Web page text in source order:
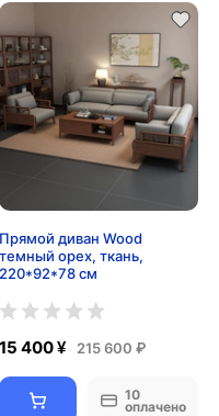
Прямой диван Wood
темный орех, ткань,
220*92*78 см
15 400 ¥ 215 600 ₽
10
оплачено